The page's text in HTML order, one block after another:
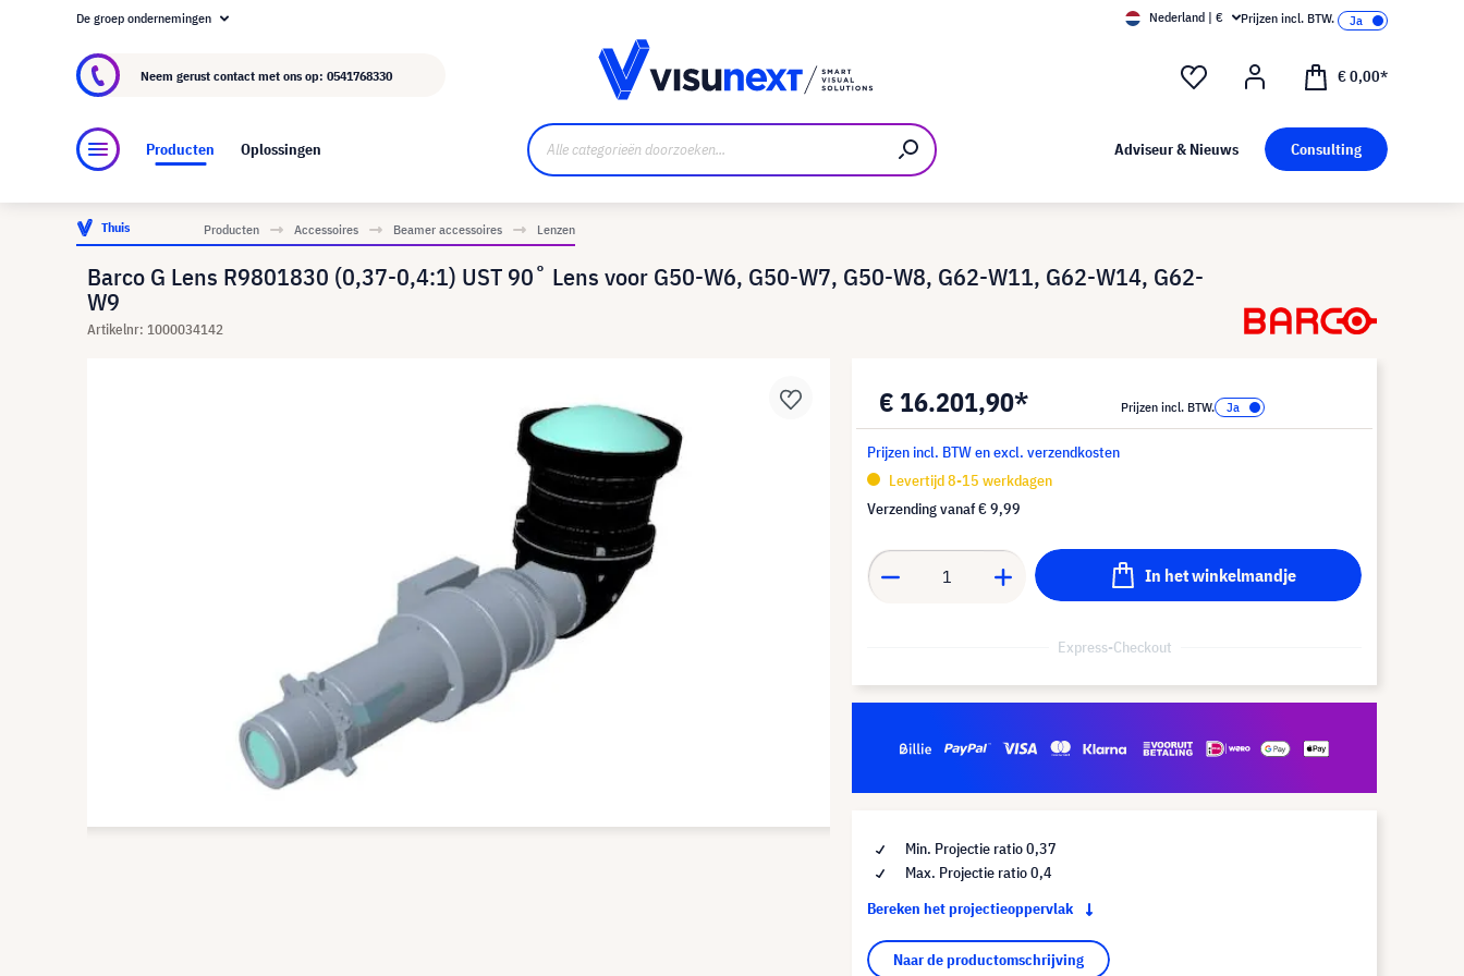
Over visunext.nl
De groep ondernemingen Nederland | € Prijzen incl. BTW.
Neem gerust contact met ons op: 0541768330 € 0,00*
Producten Oplossingen Adviseur & Nieuws Consulting
Thuis Producten Accessoires Beamer accessoires Lenzen
Barco G Lens R9801830 (0,37-0,4:1) UST 90˚ Lens voor G50-W6, G50-W7, G50-W8, G62-W11, G62-W14, G62-
W9
Artikelnr: 1000034142
€ 16.201,90* Prijzen incl. BTW.
Prijzen incl. BTW en excl. verzendkosten
Levertijd 8-15 werkdagen
Verzending vanaf€ 9,99
In het winkelmandje
Express-Checkout
Min. Projectie ratio 0,37
Max. Projectie ratio 0,4
Bereken het projectieoppervlak
Naar de productomschrijving